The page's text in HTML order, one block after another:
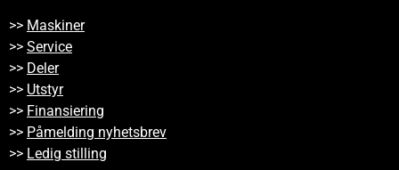
>> Maskiner
>> Service
>> Deler
>> Utstyr
>> Finansiering
>> Påmelding nyhetsbrev
>> Ledig stilling